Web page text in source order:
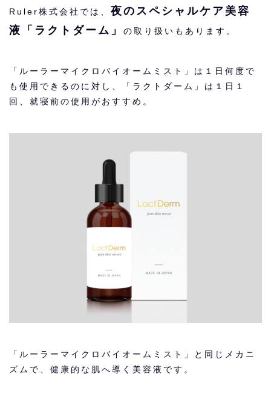
Ruler株式会社では、 夜のスペシャルケア美容
液「ラクトダーム」
の取り扱いもあります。
「ルーラーマイクロバイオームミスト」は１日何度で
も使用できるのに対し、「ラクトダーム」は１日１
回、就寝前の使用がおすすめ。
「ルーラーマイクロバイオームミスト」と同じメカニ
ズムで、健康的な肌へ導く美容液です。